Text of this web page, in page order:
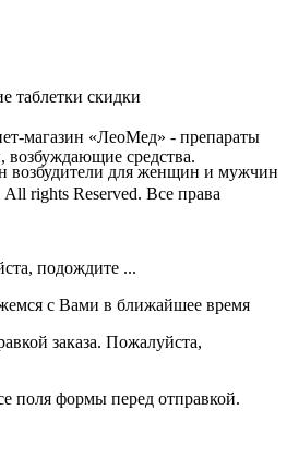
магазин «ЛеоМед» - препараты
средства.
rights Reserved. Все права
подождите ...
с Вами в ближайшее время
заказа. Пожалуйста,
поля формы перед отправкой.